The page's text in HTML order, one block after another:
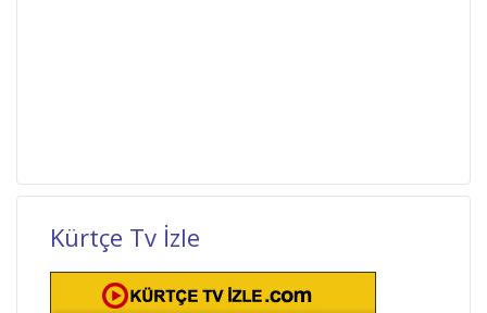
Kürtçe Tv İzle